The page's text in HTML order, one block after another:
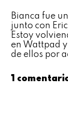
Bianca fue
junto con
Estoy
en Wattpad
de ellos por
1